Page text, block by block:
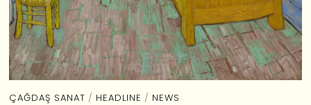
ÇAĞDAŞ SANAT / HEADLINE / NEWS